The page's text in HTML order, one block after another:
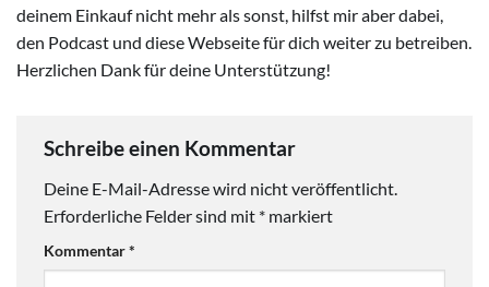
deinem Einkauf nicht mehr als sonst, hilfst mir aber dabei,
den Podcast und diese Webseite für dich weiter zu betreiben.
Herzlichen Dank für deine Unterstützung!
Schreibe einen Kommentar
Deine E-Mail-Adresse wird nicht veröffentlicht.
Erforderliche Felder sind mit * markiert
Kommentar*